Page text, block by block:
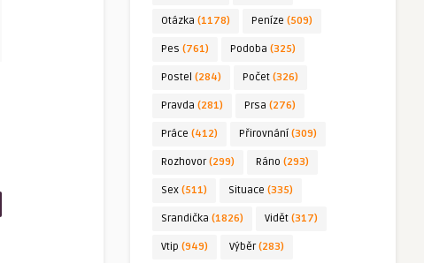
Otázka (1178) Peníze (509)
Pes (761) Podoba (325)
Postel (284) Počet (326)
Pravda (281) Prsa (276)
Práce (412) Přirovnání (309)
Rozhovor(299) Ráno (293)
Sex (511) Situace (335)
Srandička (1826) Vidět (317)
Vtip (949) Výběr(283)